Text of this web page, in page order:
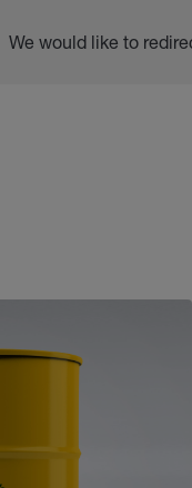
We would like to